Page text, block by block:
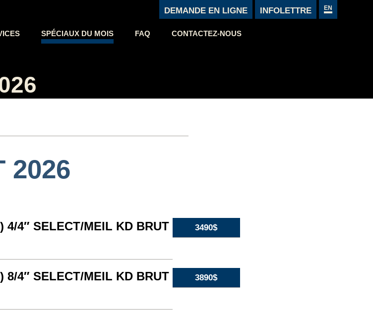
SPÉCIAUX DU MOIS FAQ CONTACTEZ-NOUS
DEMANDE EN LIGNE INFOLETTRE EN
2026
4/4″ SELECT/MEIL KD BRUT
3490$
8/4″ SELECT/MEIL KD BRUT
3890$